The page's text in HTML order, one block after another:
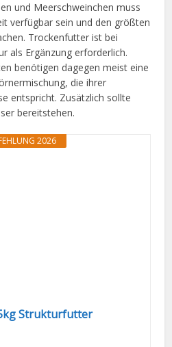
und Meerschweinchen muss
verfügbar sein und den größten
Trockenfutter ist bei
als Ergänzung erforderlich.
benötigen dagegen meist eine
die ihrer
entspricht. Zusätzlich sollte
bereitstehen.
2026
Strukturfutter